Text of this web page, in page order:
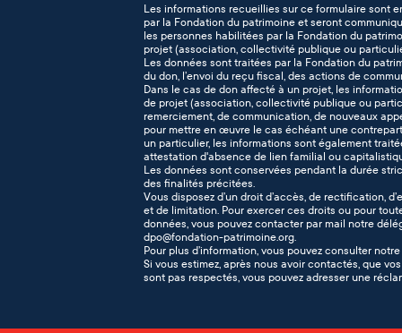
Les informations recueillies sur ce formulaire sont
par la Fondation du patrimoine et seront
les personnes habilitées par la Fondation du
projet (association, collectivité publique ou
Les données sont traitées par la Fondation du
du don, l’envoi du reçu fiscal, des actions de
Dans le cas de don affecté à un projet, les
de projet (association, collectivité publique ou
remerciement, de communication, de nouveaux
pour mettre en œuvre le cas échéant une
un particulier, les informations sont également
attestation d'absence de lien familial ou
Les données sont conservées pendant la durée
des finalités précitées.
Vous disposez d’un droit d’accès, de rectification,
et de limitation. Pour exercer ces droits ou pour
données, vous pouvez contacter par mail notre
dpo@fondation-patrimoine.org.
Pour plus d’information, vous pouvez consulter notre
Si vous estimez, après nous avoir contactés, que
sont pas respectés, vous pouvez adresser une